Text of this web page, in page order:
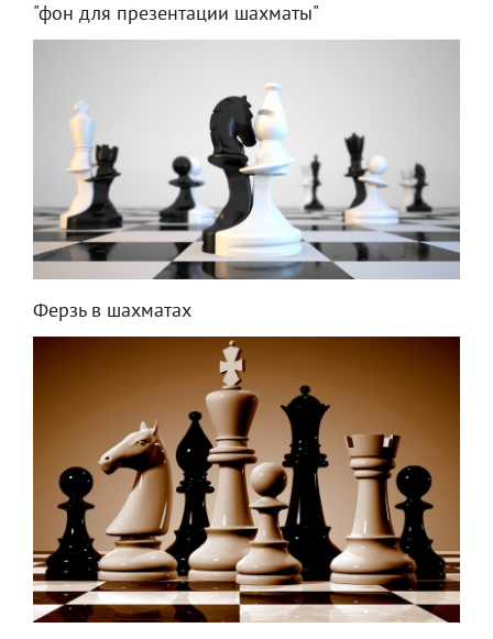
"фон для презентации шахматы"
Ферзь в шахматах